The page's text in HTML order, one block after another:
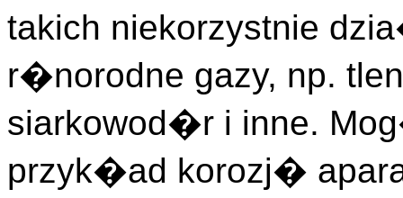
takich niekorzystnie
r�norodne gazy, np.
siarkowod�r i inne.
przyk�ad korozj�